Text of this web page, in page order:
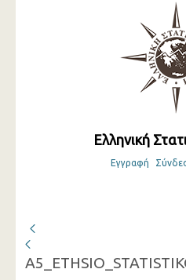
Ελληνική
Εγγραφή